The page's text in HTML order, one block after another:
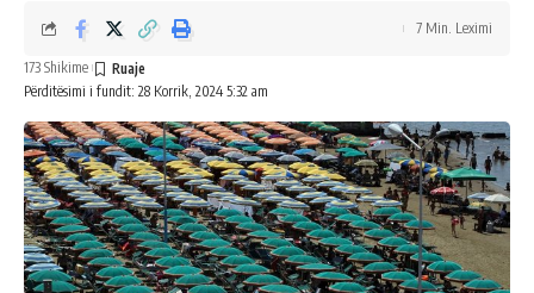
Përditësimi i fundit: 28 Korrik, 2024 5:32 am
173 Shikime
7 Min. Leximi